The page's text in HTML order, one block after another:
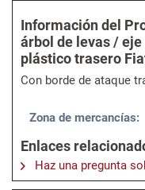
Información del
árbol de levas /
plástico trasero
Con borde de ataque
Zona de mercancías:
Enlaces
Haz una pregunta